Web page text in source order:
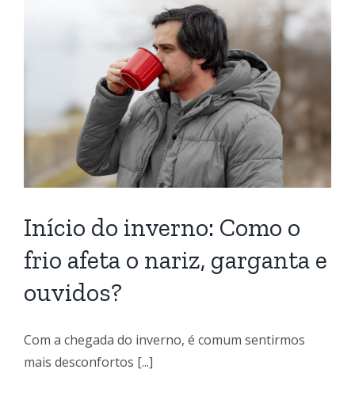
Início do inverno: Como o
frio afeta o nariz, garganta e
ouvidos?
Com a chegada do inverno, é comum sentirmos
mais desconfortos [...]